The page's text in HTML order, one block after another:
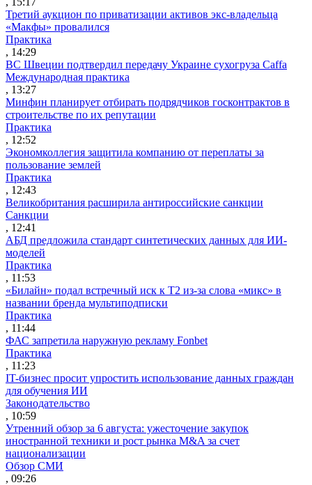
Третий аукцион по приватизации активов экс-владельца
«Макфы» провалился
Практика
, 14:29
ВС Швеции подтвердил передачу Украине сухогруза Caffa
Международная практика
, 13:27
Минфин планирует отбирать подрядчиков госконтрактов в
строительстве по их репутации
Практика
, 12:52
Экономколлегия защитила компанию от переплаты за
пользование землей
Практика
, 12:43
Великобритания расширила антироссийские санкции
Санкции
, 12:41
АБД предложила стандарт синтетических данных для ИИ-
моделей
Практика
, 11:53
«Билайн» подал встречный иск к Т2 из-за слова «микс» в
названии бренда мультиподписки
Практика
, 11:44
ФАС запретила наружную рекламу Fonbet
Практика
, 11:23
IT-бизнес просит упростить использование данных граждан
для обучения ИИ
Законодательство
, 10:59
Утренний обзор за 6 августа: ужесточение закупок
иностранной техники и рост рынка M&A за счет
национализации
Обзор СМИ
, 09:26